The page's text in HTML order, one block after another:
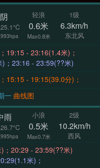
阴 轻浪
0.6米
Max0.8米
1级
6.3km/h
东北风
米)；19:15 - 23:16(1.4米)；
米)；23:16 - 23:59(??米)
15:15 - 19:15(39.0分)；
期一 曲线图
雨 小浪
0.5米
Max0.7米
2级
10.2km/h
西风
米)；20:29 - 23:59(??米)
- 20:29(1.1米)；